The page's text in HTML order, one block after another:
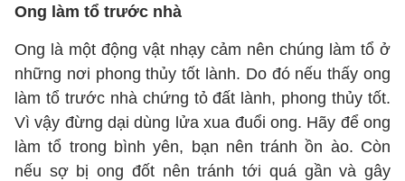
Ong làm tổ trước nhà
Ong là một động vật nhạy cảm nên chúng làm tổ ở
những nơi phong thủy tốt lành. Do đó nếu thấy ong
làm tổ trước nhà chứng tỏ đất lành, phong thủy tốt.
Vì vậy đừng dại dùng lửa xua đuổi ong. Hãy để ong
làm tổ trong bình yên, bạn nên tránh ồn ào. Còn
nếu sợ bị ong đốt nên tránh tới quá gần và gây